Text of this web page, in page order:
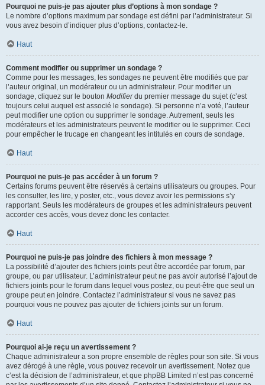
Pourquoi ne puis-je pas ajouter plus d’options à mon sondage ?
Le nombre d’options maximum par sondage est défini par l’administrateur. Si
vous avez besoin d’indiquer plus d’options, contactez-le.
Haut
Comment modifier ou supprimer un sondage ?
Comme pour les messages, les sondages ne peuvent être modifiés que par
l’auteur original, un modérateur ou un administrateur. Pour modifier un
sondage, cliquez sur le bouton Modifierdu premier message du sujet (c’est
toujours celui auquel est associé le sondage). Si personne n’a voté, l’auteur
peut modifier une option ou supprimer le sondage. Autrement, seuls les
modérateurs et les administrateurs peuvent le modifier ou le supprimer. Ceci
pour empêcher le trucage en changeant les intitulés en cours de sondage.
Haut
Pourquoi ne puis-je pas accéder à un forum ?
Certains forums peuvent être réservés à certains utilisateurs ou groupes. Pour
les consulter, les lire, y poster, etc., vous devez avoir les permissions s’y
rapportant. Seuls les modérateurs de groupes et les administrateurs peuvent
accorder ces accès, vous devez donc les contacter.
Haut
Pourquoi ne puis-je pas joindre des fichiers à mon message ?
La possibilité d’ajouter des fichiers joints peut être accordée par forum, par
groupe, ou par utilisateur. L’administrateur peut ne pas avoir autorisé l’ajout de
fichiers joints pour le forum dans lequel vous postez, ou peut-être que seul un
groupe peut en joindre. Contactez l’administrateur si vous ne savez pas
pourquoi vous ne pouvez pas ajouter de fichiers joints sur un forum.
Haut
Pourquoi ai-je reçu un avertissement ?
Chaque administrateur a son propre ensemble de règles pour son site. Si vous
avez dérogé à une règle, vous pouvez recevoir un avertissement. Notez que
c’est la décision de l’administrateur, et que phpBB Limited n’est pas concerné